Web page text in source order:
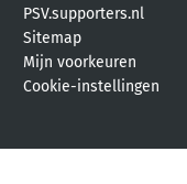
PSV.supporters.nl
Sitemap
Mijn voorkeuren
Cookie-instellingen